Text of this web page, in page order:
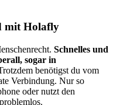
mit Holafly
Schnelles und
sogar in
benötigst du vom
Verbindung. Nur so
oder nutzt den